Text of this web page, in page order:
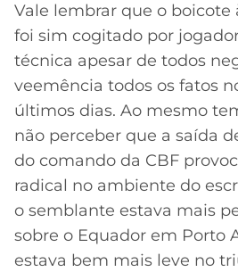
Vale lembrar que o boicote
foi sim cogitado por
técnica apesar de todos
veemência todos os fatos
últimos dias. Ao mesmo
não perceber que a saída
do comando da CBF
radical no ambiente do
o semblante estava mais
sobre o Equador em Porto
estava bem mais leve no